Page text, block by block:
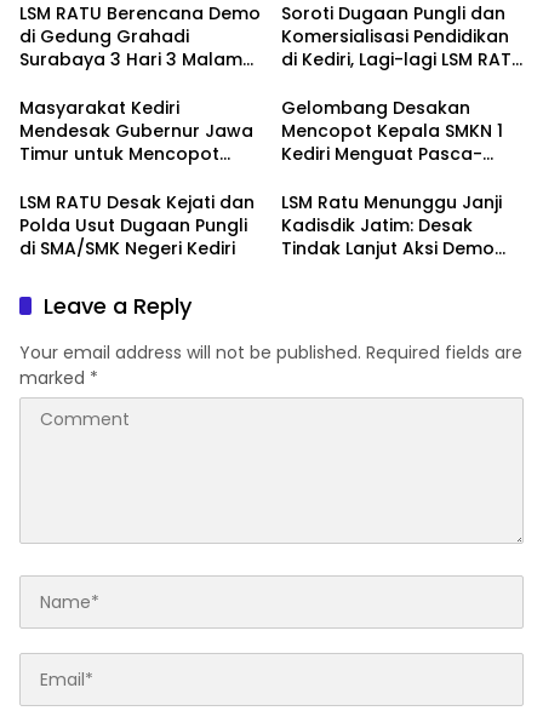
LSM RATU Berencana Demo
di Gedung Grahadi
Surabaya 3 Hari 3 Malam
Marakanya Pungli dan
Korupsi di Cabang Dinas
Pendidikan Kediri
Soroti Dugaan Pungli dan
Komersialisasi Pendidikan
di Kediri, Lagi-lagi LSM RATU
Pemberitahuan Aksi Damai
ke Polrestabes Surabaya
Masyarakat Kediri
Mendesak Gubernur Jawa
Timur untuk Mencopot
Carut Marutnya Pendidikan
di Kediri
Gelombang Desakan
Mencopot Kepala SMKN 1
Kediri Menguat Pasca-
dan Doxing
LSM RATU Desak Kejati dan
Polda Usut Dugaan Pungli
di SMA/SMK Negeri Kediri
LSM Ratu Menunggu Janji
Kadisdik Jatim: Desak
Tindak Lanjut Aksi Demo
Leave a Reply
Your email address will not be published. Required fields are
marked *